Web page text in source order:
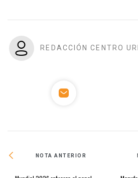
REDACCIÓN CENTRO
NOTA ANTERIOR